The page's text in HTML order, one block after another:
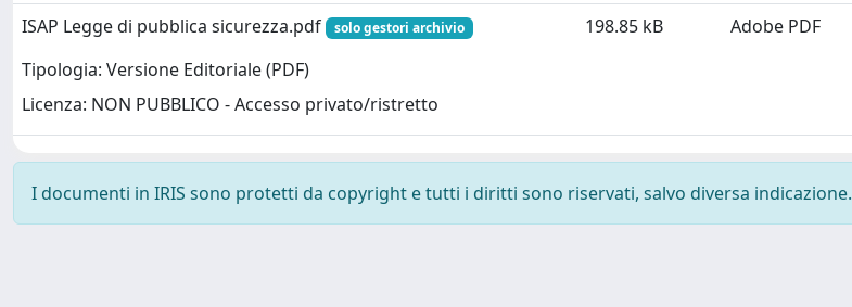
ISAP Legge di pubblica sicurezza.pdf
solo gestori archivio
Tipologia: Versione Editoriale (PDF)
Licenza: NON PUBBLICO - Accesso privato/ristretto
198.85 kB Adobe PDF
I documenti in IRIS sono protetti da copyright e tutti i diritti sono riservati, salvo diversa indicazione.